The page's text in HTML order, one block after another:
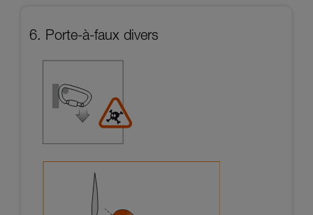
6. Porte-à-faux divers